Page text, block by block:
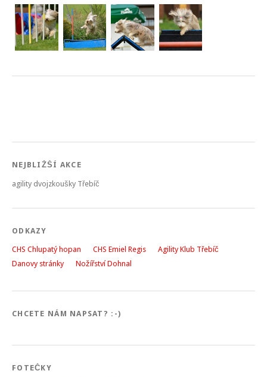
NEJBLIŽŠÍ AKCE
agility dvojzkoušky Třebíč
ODKAZY
CHS Chlupatý hopan CHS Emiel Regis
Agility Klub Třebíč
Danovy stránky
Nožířství Dohnal
CHCETE NÁM NAPSAT? :-)
FOTEČKY